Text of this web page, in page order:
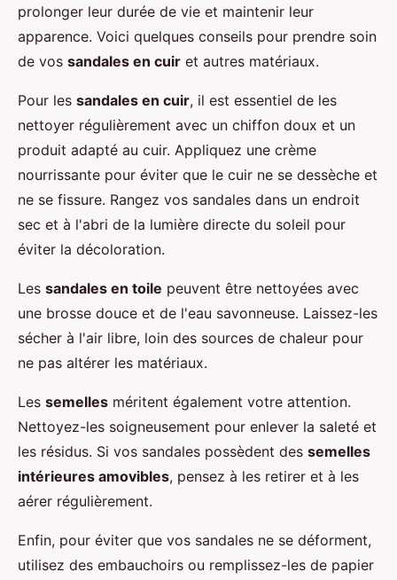
prolonger leur durée de vie et maintenir leur
apparence. Voici quelques conseils pour prendre soin
de vos sandales en cuir et autres matériaux.
Pour les sandales en cuir, il est essentiel de les
nettoyer régulièrement avec un chiffon doux et un
produit adapté au cuir. Appliquez une crème
nourrissante pour éviter que le cuir ne se dessèche et
ne se fissure. Rangez vos sandales dans un endroit
sec et à l'abri de la lumière directe du soleil pour
éviter la décoloration.
Les sandales en toile peuvent être nettoyées avec
une brosse douce et de l'eau savonneuse. Laissez-les
sécher à l'air libre, loin des sources de chaleur pour
ne pas altérer les matériaux.
Les semelles méritent également votre attention.
Nettoyez-les soigneusement pour enlever la saleté et
les résidus. Si vos sandales possèdent des semelles
intérieures amovibles, pensez à les retirer et à les
aérer régulièrement.
Enfin, pour éviter que vos sandales ne se déforment,
utilisez des embauchoirs ou remplissez-les de papier